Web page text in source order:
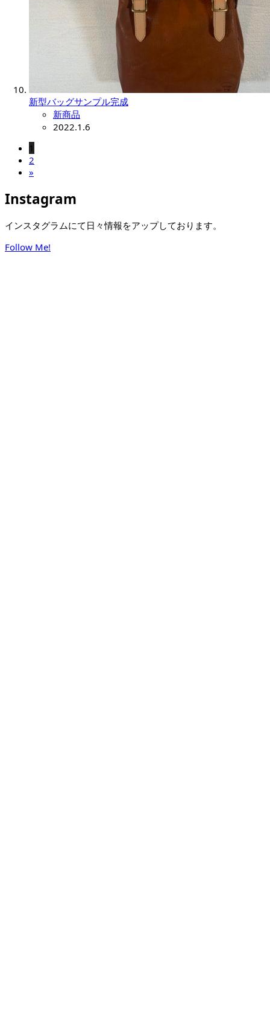
新型バッグサンプル完成
新商品
2022.1.6
1
2
»
Instagram
インスタグラムにて日々情報をアップしております。
Follow Me!